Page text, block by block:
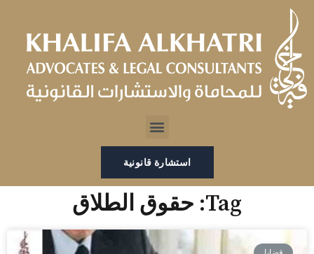
تخطي
المحتوى
Menu
استشارة قانونية
Tag: حقوق الطلاق